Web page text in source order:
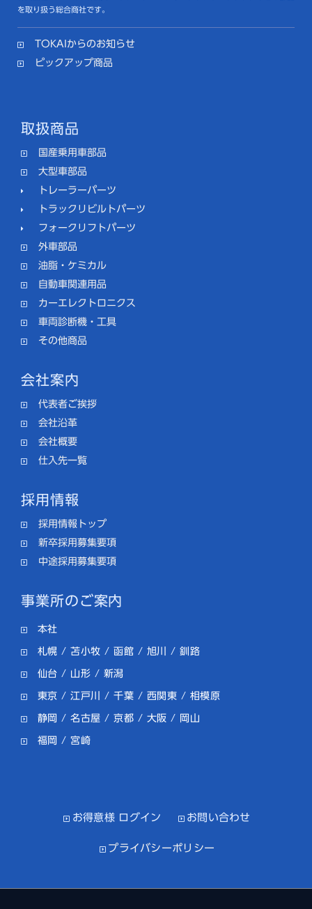
を取り扱う総合商社です。
TOKAIからのお知らせ
ピックアップ商品
取扱商品
国産乗用車部品
大型車部品
トレーラーパーツ
トラックリビルトパーツ
フォークリフトパーツ
外車部品
油脂・ケミカル
自動車関連用品
カーエレクトロニクス
車両診断機・工具
その他商品
会社案内
代表者ご挨拶
会社沿革
会社概要
仕入先一覧
採用情報
採用情報トップ
新卒採用募集要項
中途採用募集要項
事業所のご案内
本社
札幌 / 苫小牧 / 函館 / 旭川 / 釧路
仙台 / 山形 / 新潟
東京 / 江戸川 / 千葉 / 西関東 / 相模原
静岡 / 名古屋 / 京都 / 大阪 / 岡山
福岡 / 宮崎
お得意様 ログイン お問い合わせ
プライバシーポリシー